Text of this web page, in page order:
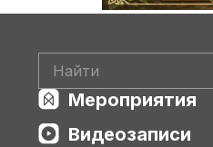
Мероприятия
Видеозаписи